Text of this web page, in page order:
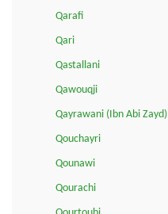
Qarafi
Qari
Qastallani
Qawouqji
Qayrawani (Ibn Abi Zayd)
Qouchayri
Qounawi
Qourachi